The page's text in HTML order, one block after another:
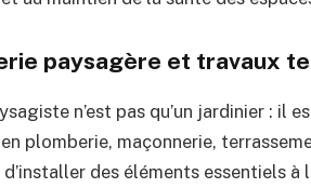
paysagère et travaux
n’est pas qu’un jardinier : il
plomberie, maçonnerie,
des éléments essentiels